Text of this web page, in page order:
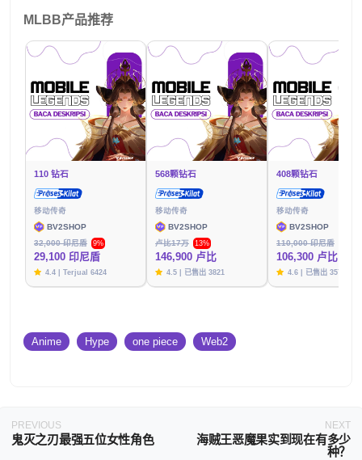
MLBB产品推荐
110 钻石
移动传奇
BV2SHOP
32,000 印尼盾
9%
29,100 印尼盾
4.4 | Terjual 6424
568颗钻石
移动传奇
BV2SHOP
卢比17万
13%
146,900 卢比
4.5 | 已售出 3821
408颗钻石
移动传奇
BV2SHOP
110,000 印尼盾
106,300 卢比
4.6 | 已售出 3576
Anime Hype one piece Web2
PREVIOUS
鬼灭之刃最强五位女性角色
NEXT
海贼王恶魔果实到现在有多少
种？